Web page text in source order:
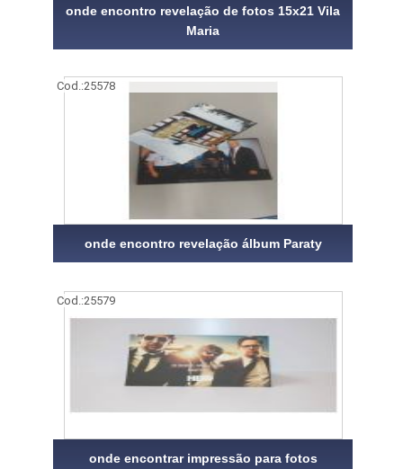
onde encontro revelação de fotos 15x21 Vila
Maria
Cod.:25578
onde encontro revelação álbum Paraty
Cod.:25579
onde encontrar impressão para fotos